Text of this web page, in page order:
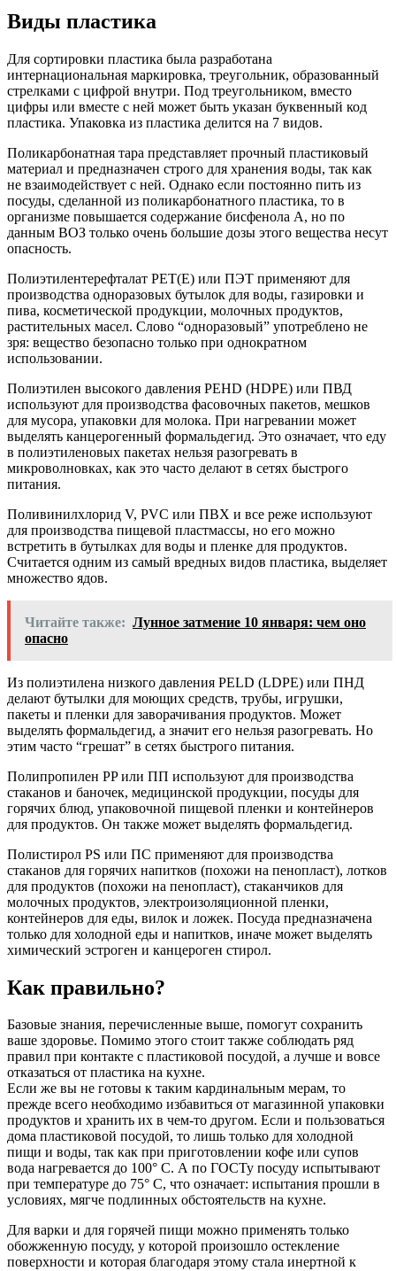
Виды пластика
Для сортировки пластика была разработана
интернациональная маркировка, треугольник, образованный
стрелками с цифрой внутри. Под треугольником, вместо
цифры или вместе с ней может быть указан буквенный код
пластика. Упаковка из пластика делится на 7 видов.
Поликарбонатная тара представляет прочный пластиковый
материал и предназначен строго для хранения воды, так как
не взаимодействует с ней. Однако если постоянно пить из
посуды, сделанной из поликарбонатного пластика, то в
организме повышается содержание бисфенола А, но по
данным ВОЗ только очень большие дозы этого вещества несут
опасность.
Полиэтилентерефталат PET(E) или ПЭТ применяют для
производства одноразовых бутылок для воды, газировки и
пива, косметической продукции, молочных продуктов,
растительных масел. Слово “одноразовый” употреблено не
зря: вещество безопасно только при однократном
использовании.
Полиэтилен высокого давления PEHD (HDPE) или ПВД
используют для производства фасовочных пакетов, мешков
для мусора, упаковки для молока. При нагревании может
выделять канцерогенный формальдегид. Это означает, что еду
в полиэтиленовых пакетах нельзя разогревать в
микроволновках, как это часто делают в сетях быстрого
питания.
Поливинилхлорид V, PVC или ПВХ и все реже используют
для производства пищевой пластмассы, но его можно
встретить в бутылках для воды и пленке для продуктов.
Считается одним из самый вредных видов пластика, выделяет
множество ядов.
Читайте также: Лунное затмение 10 января: чем оно
опасно
Из полиэтилена низкого давления PELD (LDPE) или ПНД
делают бутылки для моющих средств, трубы, игрушки,
пакеты и пленки для заворачивания продуктов. Может
выделять формальдегид, а значит его нельзя разогревать. Но
этим часто “грешат” в сетях быстрого питания.
Полипропилен PP или ПП используют для производства
стаканов и баночек, медицинской продукции, посуды для
горячих блюд, упаковочной пищевой пленки и контейнеров
для продуктов. Он также может выделять формальдегид.
Полистирол PS или ПС применяют для производства
стаканов для горячих напитков (похожи на пенопласт), лотков
для продуктов (похожи на пенопласт), стаканчиков для
молочных продуктов, электроизоляционной пленки,
контейнеров для еды, вилок и ложек. Посуда предназначена
только для холодной еды и напитков, иначе может выделять
химический эстроген и канцероген стирол.
Как правильно?
Базовые знания, перечисленные выше, помогут сохранить
ваше здоровье. Помимо этого стоит также соблюдать ряд
правил при контакте с пластиковой посудой, а лучше и вовсе
отказаться от пластика на кухне.
Если же вы не готовы к таким кардинальным мерам, то
прежде всего необходимо избавиться от магазинной упаковки
продуктов и хранить их в чем-то другом. Если и пользоваться
дома пластиковой посудой, то лишь только для холодной
пищи и воды, так как при приготовлении кофе или супов
вода нагревается до 100° С. А по ГОСТу посуду испытывают
при температуре до 75° С, что означает: испытания прошли в
условиях, мягче подлинных обстоятельств на кухне.
Для варки и для горячей пищи можно применять только
обожженную посуду, у которой произошло остекление
поверхности и которая благодаря этому стала инертной к